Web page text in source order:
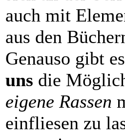
auch mit
aus den
Genauso gibt
uns die
eigene Rassen
einfliesen zu